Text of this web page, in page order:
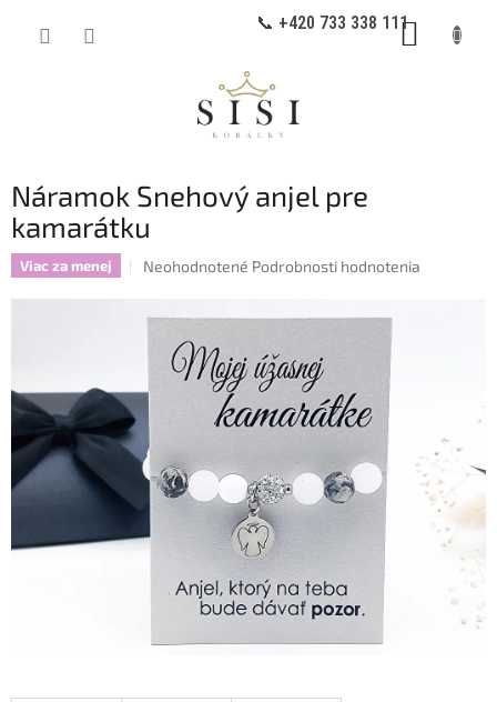
📞 +420 733 338 111
Náramok Snehový anjel pre
kamarátku
Viac za menej
Priemerné
5
hviezdičiek.
Neohodnotené Podrobnosti hodnotenia